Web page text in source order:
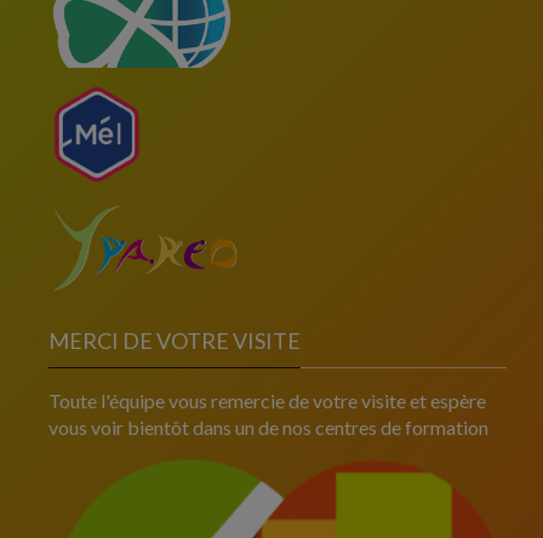
MERCI DE VOTRE VISITE
Toute l'équipe vous remercie de votre visite et espère
vous voir bientôt dans un de nos centres de formation